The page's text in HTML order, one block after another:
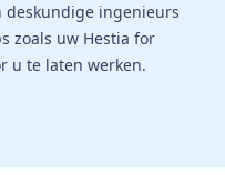
deskundige ingenieurs
zoals uw Hestia for
u te laten werken.